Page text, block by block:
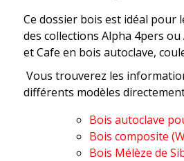
Ce dossier bois est idéal pour
des collections Alpha 4pers
et Cafe en bois autoclave,
Vous trouverez les
différents modèles
Bois autoclave
Bois composite
Bois Mélèze de